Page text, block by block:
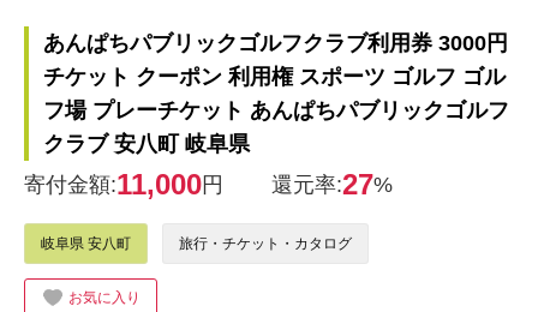
あんぱちパブリックゴルフクラブ利用券 3000円
チケット クーポン 利用権 スポーツ ゴルフ ゴル
フ場 プレーチケット あんぱちパブリックゴルフ
クラブ 安八町 岐阜県
寄付金額:11,000円 還元率:27%
岐阜県 安八町 旅行・チケット・カタログ
お気に入り